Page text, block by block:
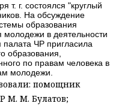
т. г. состоялся "круглый
На обсуждение
образования
молодежи в деятельности
палата ЧР пригласила
образования,
по правам человека в
молодежи.
помощник
М. М. Булатов;